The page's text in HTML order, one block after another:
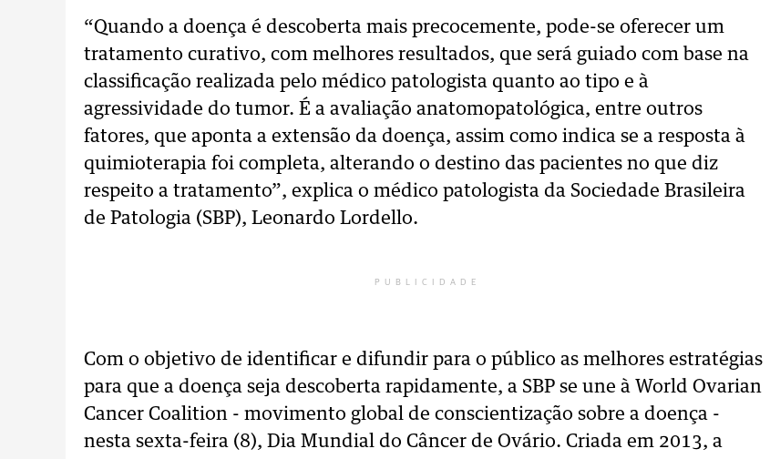
“Quando a doença é descoberta mais precocemente, pode-se oferecer um
tratamento curativo, com melhores resultados, que será guiado com base na
classificação realizada pelo médico patologista quanto ao tipo e à
agressividade do tumor. É a avaliação anatomopatológica, entre outros
fatores, que aponta a extensão da doença, assim como indica se a resposta à
quimioterapia foi completa, alterando o destino das pacientes no que diz
respeito a tratamento”, explica o médico patologista da Sociedade Brasileira
de Patologia (SBP), Leonardo Lordello.
PUBLICIDADE
Com o objetivo de identificar e difundir para o público as melhores estratégias
para que a doença seja descoberta rapidamente, a SBP se une à World Ovarian
Cancer Coalition - movimento global de conscientização sobre a doença -
nesta sexta-feira (8), Dia Mundial do Câncer de Ovário. Criada em 2013, a